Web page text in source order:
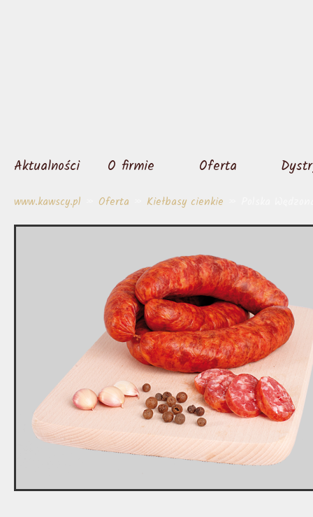
Aktualności O firmie Oferta
www.kawscy.pl Oferta Kiełbasy cienkie